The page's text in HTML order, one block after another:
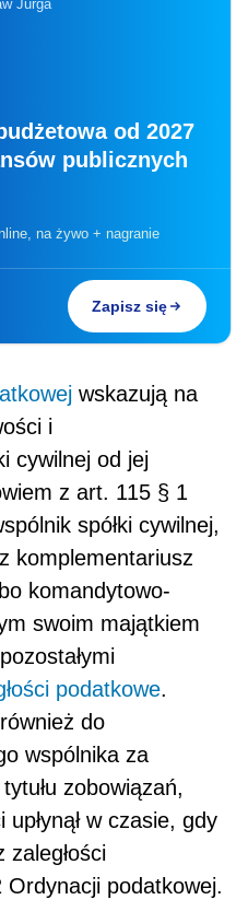
Jurga
od 2027
publicznych
na żywo + nagranie
Zapisz się
wskazują na
i
cywilnej od jej
z art. 115 § 1
spółki cywilnej,
komplementariusz
komandytowo-
swoim majątkiem
podatkowe.
do
wspólnika za
zobowiązań,
w czasie, gdy
zaległości
podatkowej.